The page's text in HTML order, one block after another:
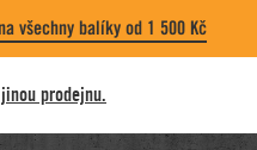
všechny balíky od 1 500 Kč
prodejnu.